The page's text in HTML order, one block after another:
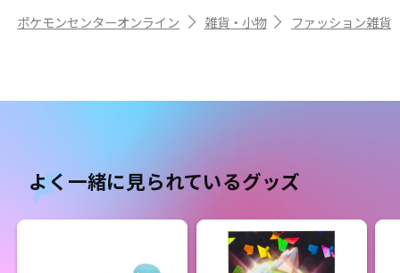
ポケモンセンターオンライン 雑貨・小物 ファッション雑貨
よく一緒に見られているグッズ